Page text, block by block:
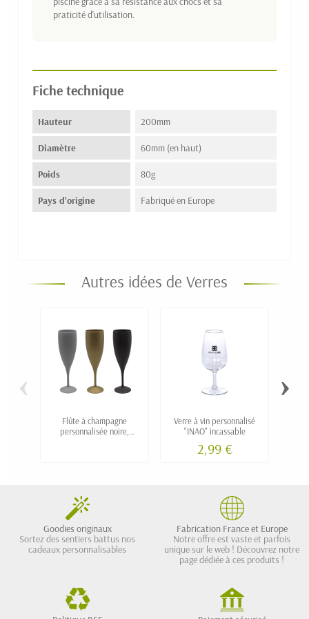
praticité d'utilisation.
Fiche technique
Hauteur 200mm
Diamètre 60mm (en haut)
Poids 80g
Pays d'origine Fabriqué en Europe
Autres idées de Verres
Flûte à champagne
personnalisée noire,
Verre à vin personnalisé
"INAO" incassable
2,99 €
‹ ›
Goodies originaux
Sortez des sentiers battus nos
cadeaux personnalisables
Fabrication France et Europe
Notre offre est vaste et parfois
unique sur le web ! Découvrez notre
page dédiée à ces produits !